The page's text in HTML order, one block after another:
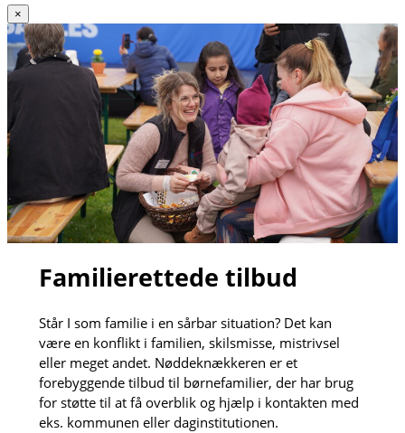
×
Familierettede tilbud
Står I som familie i en sårbar situation? Det kan
være en konflikt i familien, skilsmisse, mistrivsel
eller meget andet. Nøddeknækkeren er et
forebyggende tilbud til børnefamilier, der har brug
for støtte til at få overblik og hjælp i kontakten med
eks. kommunen eller daginstitutionen.